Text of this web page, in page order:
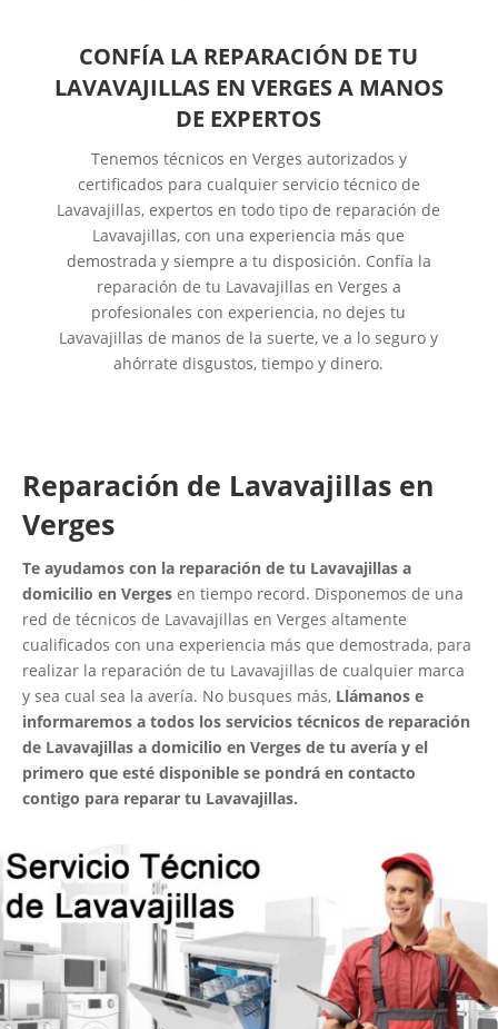
CONFÍA LA REPARACIÓN DE TU
LAVAVAJILLAS EN VERGES A MANOS
DE EXPERTOS
Tenemos técnicos en Verges autorizados y
certificados para cualquier servicio técnico de
Lavavajillas, expertos en todo tipo de reparación de
Lavavajillas, con una experiencia más que
demostrada y siempre a tu disposición. Confía la
reparación de tu Lavavajillas en Verges a
profesionales con experiencia, no dejes tu
Lavavajillas de manos de la suerte, ve a lo seguro y
ahórrate disgustos, tiempo y dinero.
Reparación de Lavavajillas en
Verges
Te ayudamos con la reparación de tu Lavavajillas a
domicilio en Verges en tiempo record. Disponemos de una
red de técnicos de Lavavajillas en Verges altamente
cualificados con una experiencia más que demostrada, para
realizar la reparación de tu Lavavajillas de cualquier marca
y sea cual sea la avería. No busques más, Llámanos e
informaremos a todos los servicios técnicos de reparación
de Lavavajillas a domicilio en Verges de tu avería y el
primero que esté disponible se pondrá en contacto
contigo para reparar tu Lavavajillas.